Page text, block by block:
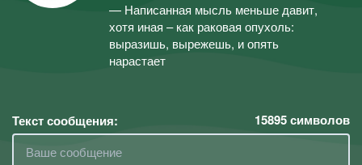
— Написанная мысль меньше давит,
хотя иная – как раковая опухоль:
выразишь, вырежешь, и опять
нарастает
Текст сообщения: 15895символов